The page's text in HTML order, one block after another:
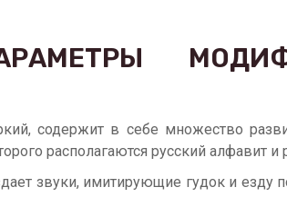
содержит в себе множество
располагаются русский алфавит
звуки, имитирующие гудок и езду